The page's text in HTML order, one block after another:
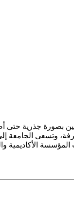
وتسعى الجامعة
المؤسسة